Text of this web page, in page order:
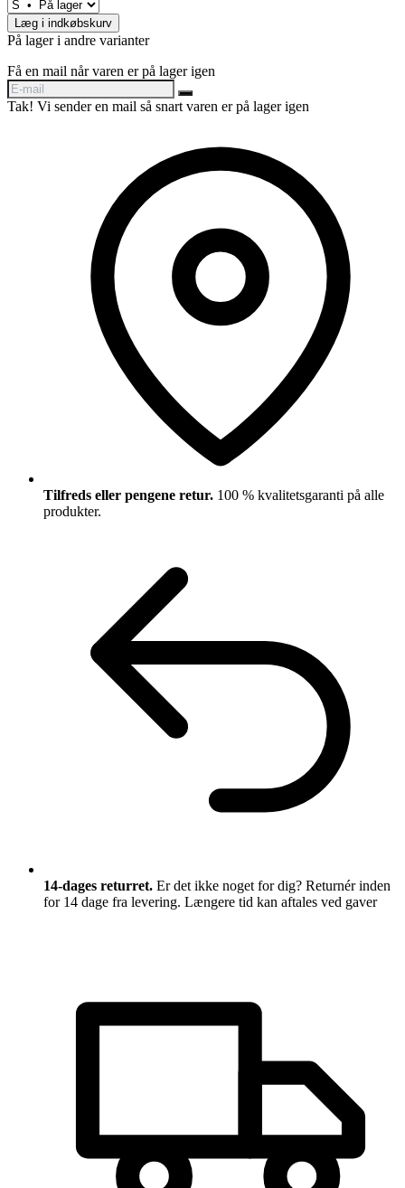
Læg i indkøbskurv
På lager i andre varianter
Få en mail når varen er på lager igen
Tak! Vi sender en mail så snart varen er på lager igen
Tilfreds eller pengene retur. 100 % kvalitetsgaranti på alle
produkter.
14-dages returret. Er det ikke noget for dig? Returnér inden
for 14 dage fra levering. Længere tid kan aftales ved gaver